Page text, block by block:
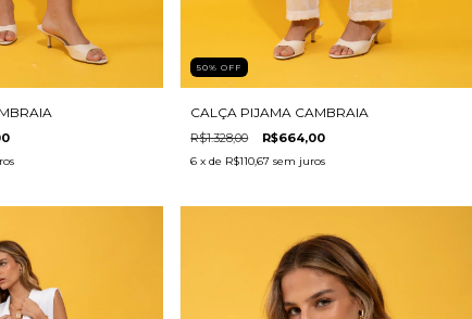
50%OFF
CALÇA PIJAMA CAMBRAIA
R$1.328,00 R$664,00
6 x de R$110,67 sem juros